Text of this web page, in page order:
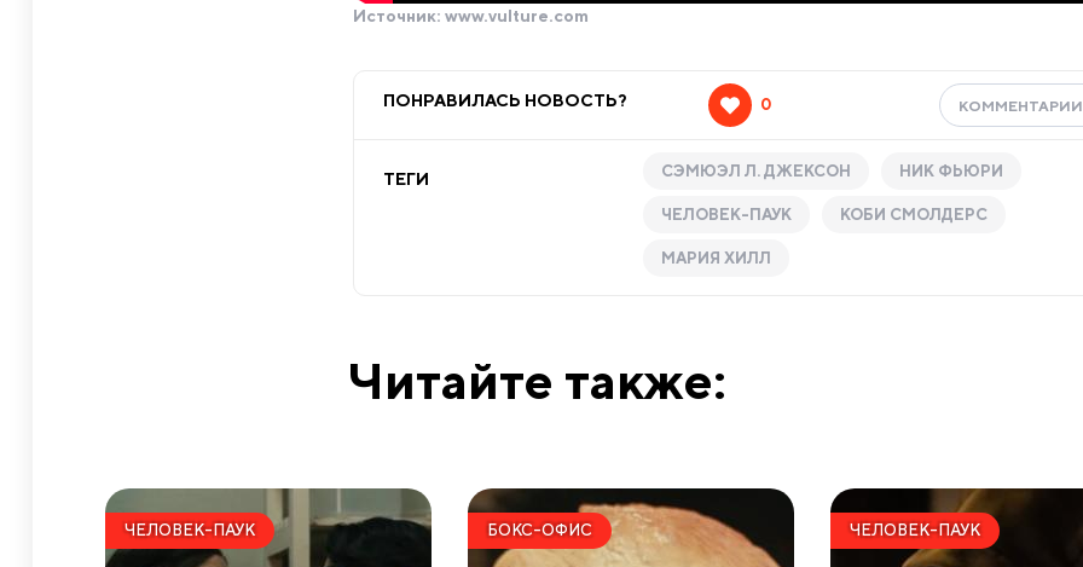
Источник: www.vulture.com
ПОНРАВИЛАСЬ НОВОСТЬ? 0
ТЕГИ СЭМЮЭЛ Л. ДЖЕКСОН НИК ФЬЮРИ
ЧЕЛОВЕК-ПАУК КОБИ СМОЛДЕРС
МАРИЯ ХИЛЛ
Читайте также:
ЧЕЛОВЕК-ПАУК БОКС-ОФИС ЧЕЛОВЕК-ПАУК